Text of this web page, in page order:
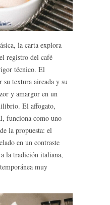
la carta explora
registro del café
técnico. El
su textura aireada y su
y amargor en un
El affogato,
funciona como uno
la propuesta: el
en un contraste
la tradición italiana,
muy